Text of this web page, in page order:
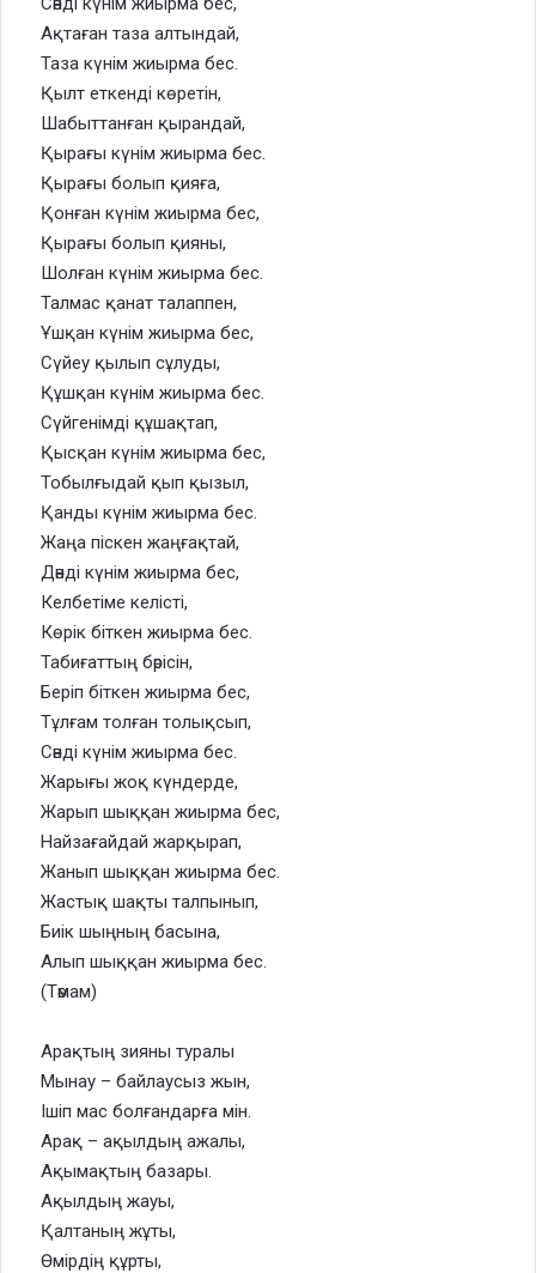
Ақтаған таза алтындай,
Таза күнім жиырма бес.
Қылт еткенді көретін,
Шабыттанған қырандай,
Қырағы күнім жиырма бес.
Қырағы болып қияға,
Қонған күнім жиырма бес,
Қырағы болып қияны,
Шолған күнім жиырма бес.
Талмас қанат талаппен,
Ұшқан күнім жиырма бес,
Сүйеу қылып сұлуды,
Құшқан күнім жиырма бес.
Сүйгенімді құшақтап,
Қысқан күнім жиырма бес,
Тобылғыдай қып қызыл,
Қанды күнім жиырма бес.
Жаңа піскен жаңғақтай,
Дәнді күнім жиырма бес,
Келбетіме келісті,
Көрік біткен жиырма бес.
Табиғаттың бәрісін,
Беріп біткен жиырма бес,
Тұлғам толған толықсып,
Сәнді күнім жиырма бес.
Жарығы жоқ күндерде,
Жарып шыққан жиырма бес,
Найзағайдай жарқырап,
Жанып шыққан жиырма бес.
Жастық шақты талпынып,
Биік шыңның басына,
Алып шыққан жиырма бес.
(Тәмам)
Арақтың зияны туралы
Мынау – байлаусыз жын,
Ішіп мас болғандарға мін.
Арақ – ақылдың ажалы,
Ақымақтың базары.
Ақылдың жауы,
Қалтаның жұты,
Өмірдің құрты,